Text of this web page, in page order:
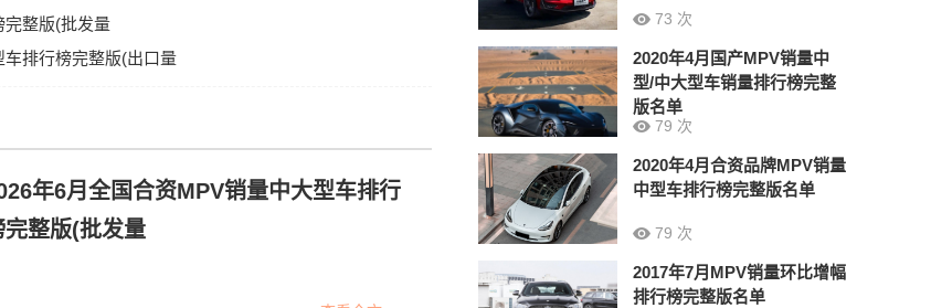
完整版(批发量
排行榜完整版(出口量
年6月全国合资MPV销量中大型车排行
完整版(批发量
73 次
2020年4月国产MPV销量中
型/中大型车销量排行榜完整
版名单
79 次
2020年4月合资品牌MPV销量
中型车排行榜完整版名单
79 次
2017年7月MPV销量环比增幅
排行榜完整版名单